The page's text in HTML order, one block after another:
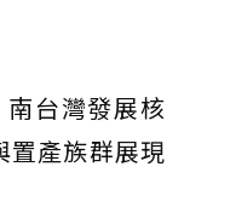
台灣發展核
置產族群展現